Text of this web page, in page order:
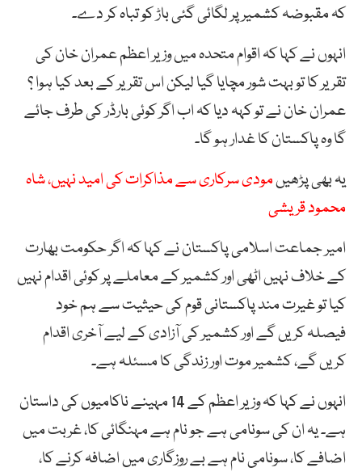
کہ مقبوضہ کشمیر پر لگائی گئی باڑ کو تباہ کر دے۔
انہوں نے کہا کہ اقوام متحدہ میں وزیر اعظم عمران خان کی
تقریر کا تو بہت شور مچایا گیا لیکن اس تقریر کے بعد کیا ہوا ؟
عمران خان نے تو کہہ دیا کہ اب اگر کوئی بارڈر کی طرف جائے
گا وہ پاکستان کا غدار ہو گا۔
یہ بھی پڑھیںمودی سرکاری سے مذاکرات کی امید نہیں، شاہ
محمود قریشی
امیر جماعت اسلامی پاکستان نے کہا کہ اگر حکومت بھارت
کے خلاف نہیں اٹھی اور کشمیر کے معاملے پر کوئی اقدام نہیں
کیا تو غیرت مند پاکستانی قوم کی حیثیت سے ہم خود
فیصلہ کریں گے اور کشمیر کی آزادی کے لیے آخری اقدام
کریں گے، کشمیر موت اور زندگی کا مسئلہ ہے۔
انہوں نے کہا کہ وزیر اعظم کے 14 مہینے ناکامیوں کی داستان
ہے۔ یہ ان کی سونامی ہے جو نام ہے مہنگائی کا، غربت میں
اضافے کا، سونامی نام ہے بے روزگاری میں اضافہ کرنے کا،